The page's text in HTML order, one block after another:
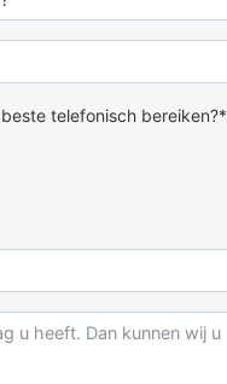
telefonisch bereiken?*